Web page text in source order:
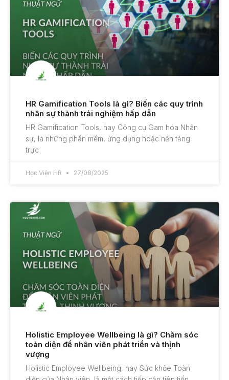
HR Gamification Tools là gì? Biến các quy trình
nhân sự thành trải nghiệm hấp dẫn
HR Gamification Tools, hay Công cụ Gam hóa Nhân
sự, là những phần mềm, ứng dụng hoặc nền tảng
trực
Học Viện HR 27/08/2025
Holistic Employee Wellbeing là gì? Chăm sóc
toàn diện để nhân viên phát triển và thịnh
vượng
Holistic Employee Wellbeing, hay Sức khỏe Toàn